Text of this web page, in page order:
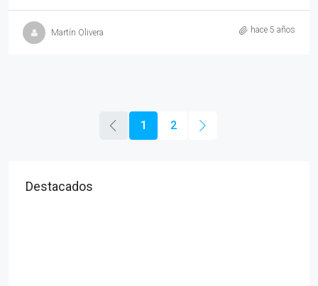
Martín Olivera hace 5 años
1 2
Destacados